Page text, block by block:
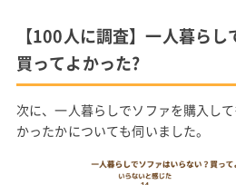
【100人に調査】一人暮ら
買ってよかった?
次に、一人暮らしでソファを購入し
かったかについても伺いました。